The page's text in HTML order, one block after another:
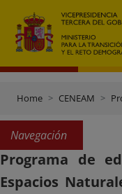
Home CENEAM
Navegación
Programa de
Espacios